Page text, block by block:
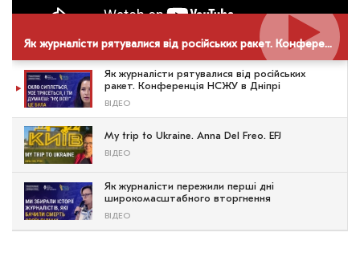
Як журналісти рятувалися від російських ракет. Конференція НСЖУ в Дніпрі
Як журналісти рятувалися від російських
ракет. Конференція НСЖУ в Дніпрі
ВІДЕО
My trip to Ukraine. Anna Del Freo. EFJ
ВІДЕО
Як журналісти пережили перші дні
широкомасштабного вторгнення
ВІДЕО